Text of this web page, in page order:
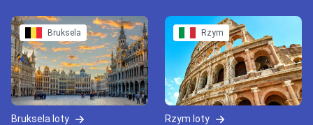
Bruksela
Bruksela loty
Rzym
Rzym loty